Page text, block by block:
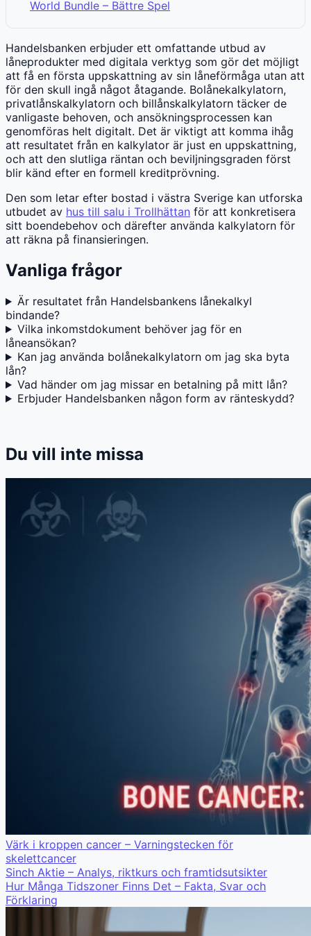
World Bundle – Bättre Spel
Handelsbanken erbjuder ett omfattande utbud av
låneprodukter med digitala verktyg som gör det möjligt
att få en första uppskattning av sin låneförmåga utan att
för den skull ingå något åtagande. Bolånekalkylatorn,
privatlånskalkylatorn och billånskalkylatorn täcker de
vanligaste behoven, och ansökningsprocessen kan
genomföras helt digitalt. Det är viktigt att komma ihåg
att resultatet från en kalkylator är just en uppskattning,
och att den slutliga räntan och beviljningsgraden först
blir känd efter en formell kreditprövning.
Den som letar efter bostad i västra Sverige kan utforska
utbudet av hus till salu i Trollhättan för att konkretisera
sitt boendebehov och därefter använda kalkylatorn för
att räkna på finansieringen.
Vanliga frågor
Är resultatet från Handelsbankens lånekalkyl
bindande?
Vilka inkomstdokument behöver jag för en
låneansökan?
Kan jag använda bolånekalkylatorn om jag ska byta
lån?
Vad händer om jag missar en betalning på mitt lån?
Erbjuder Handelsbanken någon form av ränteskydd?
Du vill inte missa
Värk i kroppen cancer – Varningstecken för
skelettcancer
Sinch Aktie – Analys, riktkurs och framtidsutsikter
Hur Många Tidszoner Finns Det – Fakta, Svar och
Förklaring